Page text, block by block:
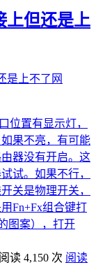
上但还是上
位置有显示灯，
果不亮，有可能
器没有开启。这
试。如果不行，
关是物理开关，
Fn+Fx组合键打
图案），打开
阅读 4,150 次 阅读